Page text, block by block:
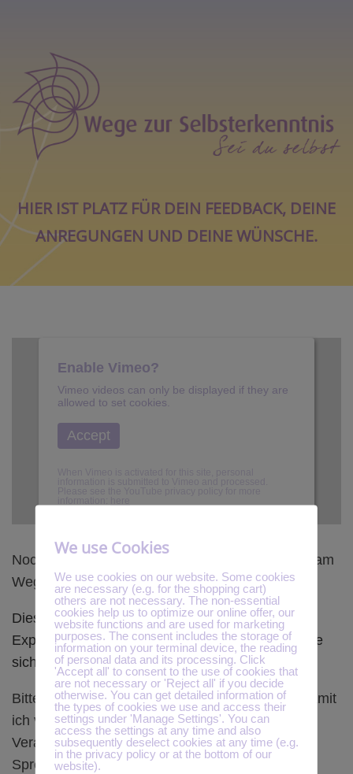
HIER IST PLATZ FÜR DEIN FEEDBACK, DEINE
ANREGUNGEN UND DEINE WÜNSCHE.
Enable Vimeo?
Vimeo videos can only be displayed if they are
allowed to set cookies.
Accept
Nochmals herzlichen Dank für Deine Teilnahme am
Wege-zur-Selbsterkenntnis-Onlinekongress!
Diese Veranstaltung lebt durch jeden einzelnen
Expertenund jede einzelneExpertin, deroder
die
sich bereit erklärt hat zu sprechen.
Bitte gib mir doch ein persönliches Feedback, damit
ich von Dir lernen kann und meine nächste
Veranstaltung noch angenehmer für die
Sprecherinnen und Sprecher wird.
We use Cookies
We use cookies on our website. Some cookies
are necessary (e.g. for the shopping cart)
others are not necessary. The non-essential
cookies help us to optimize our online offer, our
website functions and are used for marketing
purposes. The consent includes the storage of
information on your terminal device, the reading
of personal data and its processing. Click
'Accept all' to consent to the use of cookies that
are not necessary or 'Reject all' if you decide
otherwise. You can get detailed information of
the types of cookies we use and access their
settings under 'Manage Settings'. You can
access the settings at any time and also
subsequently deselect cookies at any time (e.g.
in the privacy policy or at the bottom of our
website).